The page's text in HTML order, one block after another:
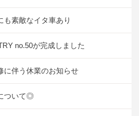
も素敵なイタ車あり
no.50が完成しました
に伴う休業のお知らせ
ついて◎